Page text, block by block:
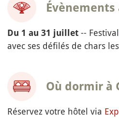
Évènements
Du 1 au 31 juillet -- Festival
avec ses défilés de chars
Où dormir à
Réservez votre hôtel via